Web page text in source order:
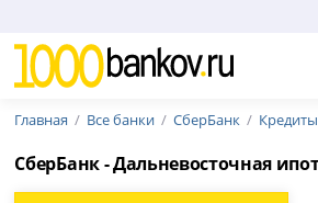
Главная Все банки СберБанк
СберБанк - Дальневосточная